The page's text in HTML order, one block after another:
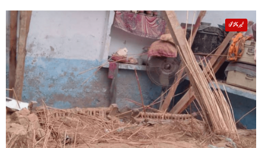
خیبر پختونخوا